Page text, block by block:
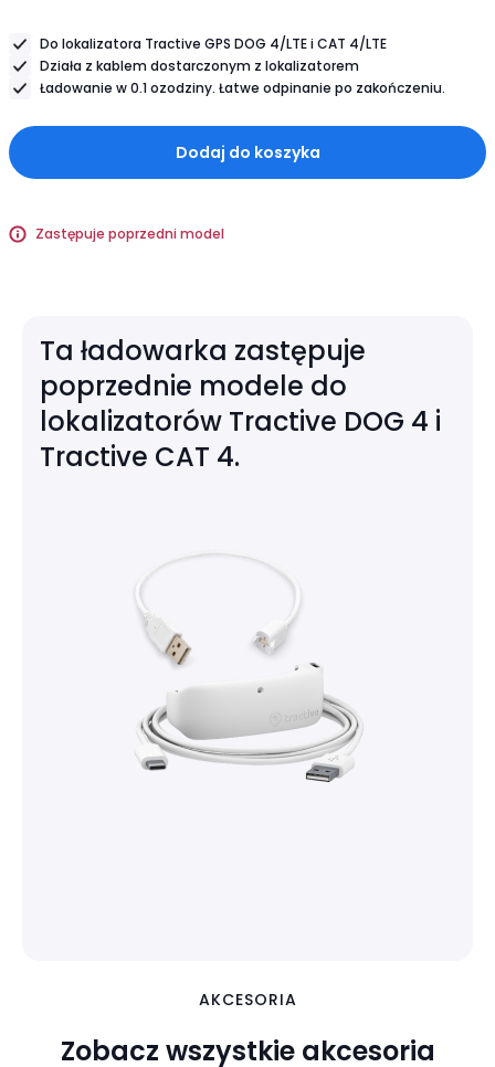
$9.99Do lokalizatora Tractive GPS DOG 4/LTE i CAT 4/LTE
Działa z kablem dostarczonym z lokalizatorem
Ładowanie w 0.1 ozodziny. Łatwe odpinanie po zakończeniu.
Dodaj do koszyka
Zastępuje poprzedni model
Ta ładowarka zastępuje
poprzednie modele do
lokalizatorów Tractive DOG 4 i
Tractive CAT 4.
AKCESORIA
Zobacz wszystkie akcesoria